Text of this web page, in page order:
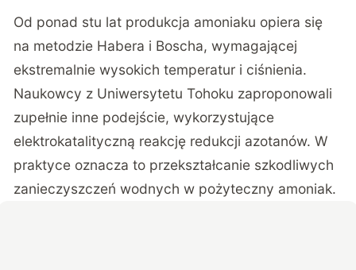
Od ponad stu lat produkcja amoniaku opiera się
na metodzie Habera i Boscha, wymagającej
ekstremalnie wysokich temperatur i ciśnienia.
Naukowcy z Uniwersytetu Tohoku zaproponowali
zupełnie inne podejście, wykorzystujące
elektrokatalityczną reakcję redukcji azotanów. W
praktyce oznacza to przekształcanie szkodliwych
zanieczyszczeń wodnych w pożyteczny amoniak.